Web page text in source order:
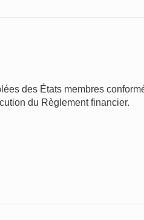
des États membres
du Règlement financier.